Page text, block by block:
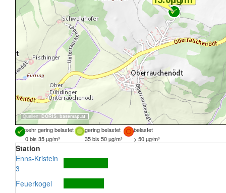
Quellen: DORIS, basemap.at
sehr gering belastet gering belastet
belastet
0 bis 35 µg/m³
35 bis 50 µg/m³ > 50 µg/m³
Station
Enns-Kristein
3
Feuerkogel